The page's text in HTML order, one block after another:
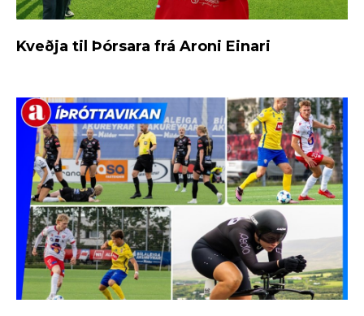
Kveðja til Þórsara frá Aroni Einari